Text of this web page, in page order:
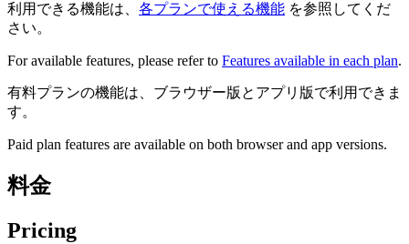
利用できる機能は、 各プランで使える機能 を参照してくだ
さい。
For available features, please refer to Features available in each plan.
有料プランの機能は、ブラウザー版とアプリ版で利用できま
す。
Paid plan features are available on both browser and app versions.
料金
Pricing